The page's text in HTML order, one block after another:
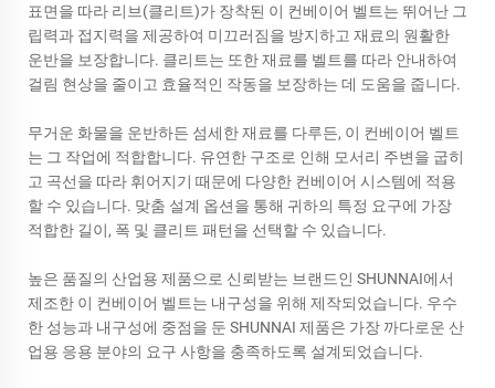
표면을 따라 리브(클리트)가 장착된 이 컨베이어 벨트는 뛰어난 그
립력과 접지력을 제공하여 미끄러짐을 방지하고 재료의 원활한
운반을 보장합니다. 클리트는 또한 재료를 벨트를 따라 안내하여
걸림 현상을 줄이고 효율적인 작동을 보장하는 데 도움을 줍니다.
무거운 화물을 운반하든 섬세한 재료를 다루든, 이 컨베이어 벨트
는 그 작업에 적합합니다. 유연한 구조로 인해 모서리 주변을 굽히
고 곡선을 따라 휘어지기 때문에 다양한 컨베이어 시스템에 적용
할 수 있습니다. 맞춤 설계 옵션을 통해 귀하의 특정 요구에 가장
적합한 길이, 폭 및 클리트 패턴을 선택할 수 있습니다.
높은 품질의 산업용 제품으로 신뢰받는 브랜드인 SHUNNAI에서
제조한 이 컨베이어 벨트는 내구성을 위해 제작되었습니다. 우수
한 성능과 내구성에 중점을 둔 SHUNNAI 제품은 가장 까다로운 산
업용 응용 분야의 요구 사항을 충족하도록 설계되었습니다.